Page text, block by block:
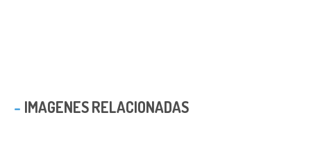
IMAGENES RELACIONADAS